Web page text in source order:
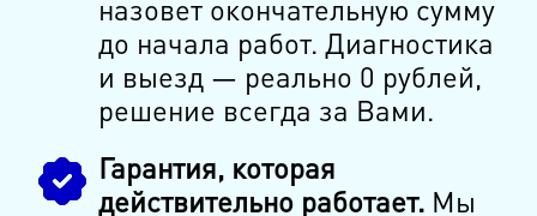
назовет окончательную сумму
до начала работ. Диагностика
и выезд — реально 0 рублей,
решение всегда за Вами.
Гарантия, которая
действительно работает.Мы